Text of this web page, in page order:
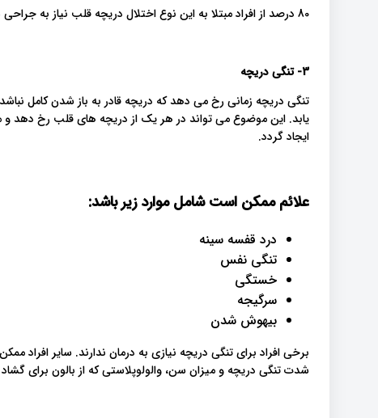
80 درصد از افراد مبتلا به این نوع اختلال دریچه قلب نیاز به جراحی دارند.
3- تنگی دریچه
تنگی دریچه زمانی رخ می دهد که دریچه قادر به باز شدن کامل
یابد. این موضوع می تواند در هر یک از دریچه های قلب رخ
ایجاد گردد.
علائم ممکن است شامل موارد زیر باشد:
درد قفسه سینه
تنگی نفس
خستگی
سرگیجه
بیهوش شدن
برخی افراد برای تنگی دریچه نیازی به درمان ندارند. سایر افراد
شدت تنگی دریچه و میزان سن، والولوپلاستی که از بالون برای